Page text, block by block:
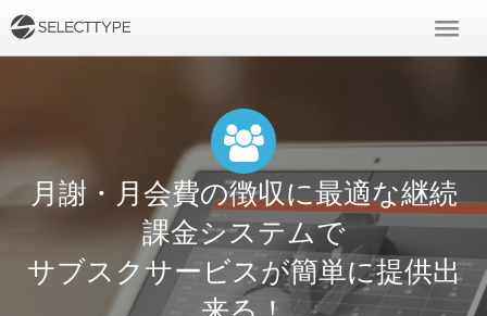
月謝・月会費の徴収に最適な継続
課金システムで
サブスクサービスが簡単に提供出